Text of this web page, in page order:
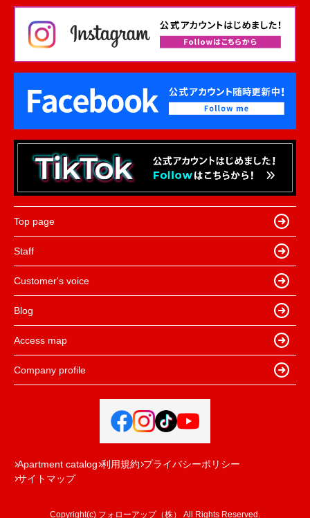
Top page
Staff
Customer's voice
Blog
Access map
Company profile
Apartment catalog 利用規約 プライバシーポリシー
サイトマップ
Copyright(c) フォローアップ（株） All Rights Reserved.